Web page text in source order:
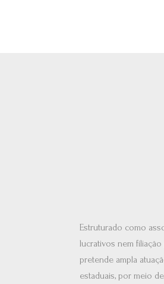
Estruturado como
lucrativos nem
pretende ampla
estaduais, por meio